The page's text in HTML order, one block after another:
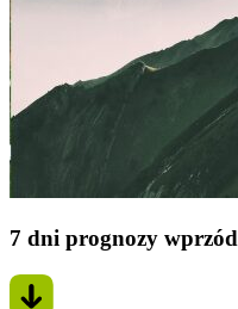
7 dni prognozy wprzód